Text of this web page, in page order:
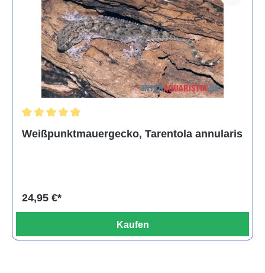
Weißpunktmauergecko, Tarentola annularis
24,95 €*
Kaufen